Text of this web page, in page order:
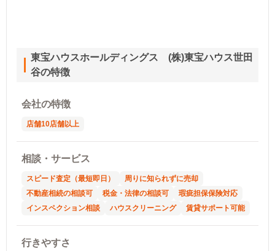
東宝ハウスホールディングス (株)東宝ハウス世田
谷の特徴
会社の特徴
店舗10店舗以上
相談・サービス
スピード査定（最短即日）
周りに知られずに売却
不動産相続の相談可
税金・法律の相談可
瑕疵担保保険対応
インスペクション相談
ハウスクリーニング 賃貸サポート可能
行きやすさ